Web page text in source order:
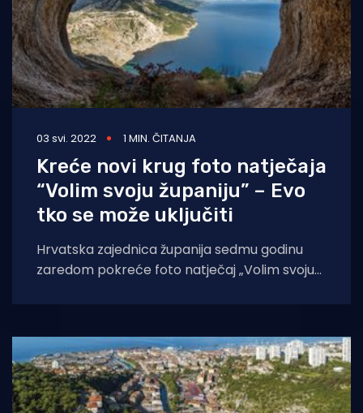
03 svi. 2022 1 MIN. ČITANJA
Kreće novi krug foto natječaja
“Volim svoju županiju” – Evo
tko se može uključiti
Hrvatska zajednica županija sedmu godinu
zaredom pokreće foto natječaj „Volim svoju
hrvatskih županija. Svi